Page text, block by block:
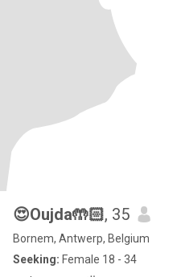
😍Oujda🤲🏻, 35
Bornem, Antwerp, Belgium
Seeking: Female 18 - 34